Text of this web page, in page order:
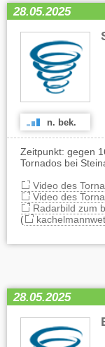
28.05.2025
n. bek.
Zeitpunkt: gegen
Tornados bei
Video des
Video des
Radarbild zum
(
28.05.2025